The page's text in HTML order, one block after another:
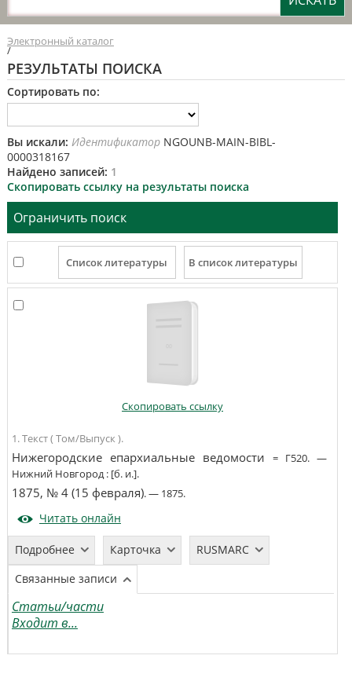
Электронный каталог
/
РЕЗУЛЬТАТЫ ПОИСКА
Сортировать по:
Вы искали: ИдентификаторNGOUNB-MAIN-BIBL-
0000318167
Найдено записей: 1
Скопировать ссылку на результаты поиска
Ограничить поиск
Скопировать ссылку
1. Текст ( Том/Выпуск ).
Нижегородские епархиальные ведомости = Г520. —
Нижний Новгород:[б. и.].
1875, № 4 (15 февраля). —1875.
Читать онлайн
Подробнее Карточка
RUSMARC
Связанные записи
Статьи/части
Входит в...